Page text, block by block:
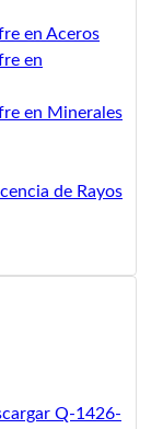
en Aceros
en
en Minerales
de Rayos
Q-1426-